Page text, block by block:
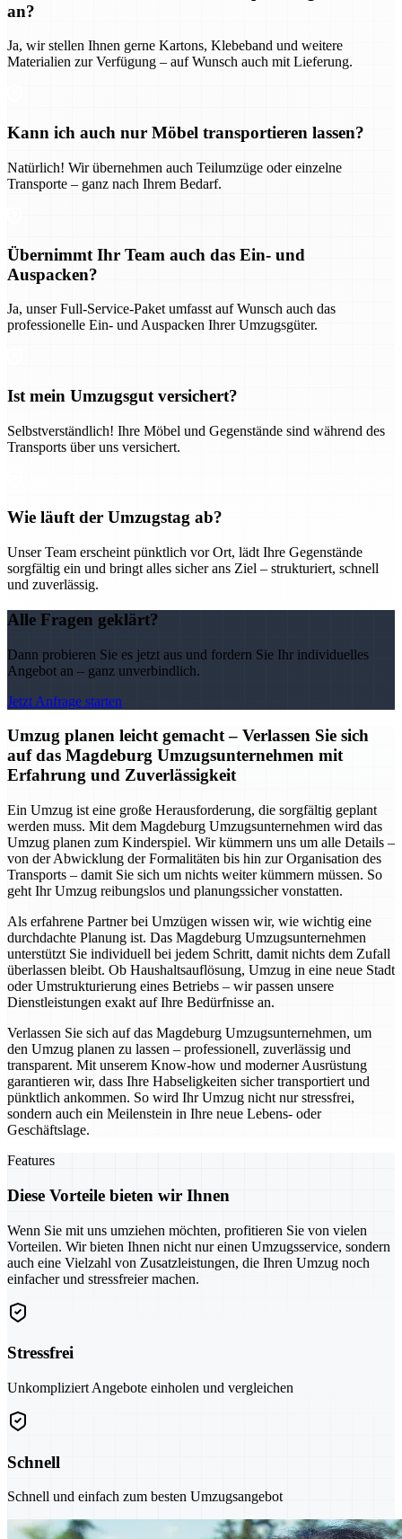
an?
Ja, wir stellen Ihnen gerne Kartons, Klebeband und weitere
Materialien zur Verfügung – auf Wunsch auch mit Lieferung.
Kann ich auch nur Möbel transportieren lassen?
Natürlich! Wir übernehmen auch Teilumzüge oder einzelne
Transporte – ganz nach Ihrem Bedarf.
Übernimmt Ihr Team auch das Ein- und
Auspacken?
Ja, unser Full-Service-Paket umfasst auf Wunsch auch das
professionelle Ein- und Auspacken Ihrer Umzugsgüter.
Ist mein Umzugsgut versichert?
Selbstverständlich! Ihre Möbel und Gegenstände sind während des
Transports über uns versichert.
Wie läuft der Umzugstag ab?
Unser Team erscheint pünktlich vor Ort, lädt Ihre Gegenstände
sorgfältig ein und bringt alles sicher ans Ziel – strukturiert, schnell
und zuverlässig.
Alle Fragen geklärt?
Dann probieren Sie es jetzt aus und fordern Sie Ihr individuelles
Angebot an – ganz unverbindlich.
Jetzt Anfrage starten
Umzug planen leicht gemacht – Verlassen Sie sich
auf das Magdeburg Umzugsunternehmen mit
Erfahrung und Zuverlässigkeit
Ein Umzug ist eine große Herausforderung, die sorgfältig geplant
werden muss. Mit dem Magdeburg Umzugsunternehmen wird das
Umzug planen zum Kinderspiel. Wir kümmern uns um alle Details –
von der Abwicklung der Formalitäten bis hin zur Organisation des
Transports – damit Sie sich um nichts weiter kümmern müssen. So
geht Ihr Umzug reibungslos und planungssicher vonstatten.
Als erfahrene Partner bei Umzügen wissen wir, wie wichtig eine
durchdachte Planung ist. Das Magdeburg Umzugsunternehmen
unterstützt Sie individuell bei jedem Schritt, damit nichts dem Zufall
überlassen bleibt. Ob Haushaltsauflösung, Umzug in eine neue Stadt
oder Umstrukturierung eines Betriebs – wir passen unsere
Dienstleistungen exakt auf Ihre Bedürfnisse an.
Verlassen Sie sich auf das Magdeburg Umzugsunternehmen, um
den Umzug planen zu lassen – professionell, zuverlässig und
transparent. Mit unserem Know-how und moderner Ausrüstung
garantieren wir, dass Ihre Habseligkeiten sicher transportiert und
pünktlich ankommen. So wird Ihr Umzug nicht nur stressfrei,
sondern auch ein Meilenstein in Ihre neue Lebens- oder
Geschäftslage.
Features
Diese Vorteile bieten wir Ihnen
Wenn Sie mit uns umziehen möchten, profitieren Sie von vielen
Vorteilen. Wir bieten Ihnen nicht nur einen Umzugsservice, sondern
auch eine Vielzahl von Zusatzleistungen, die Ihren Umzug noch
einfacher und stressfreier machen.
Stressfrei
Unkompliziert Angebote einholen und vergleichen
Schnell
Schnell und einfach zum besten Umzugsangebot